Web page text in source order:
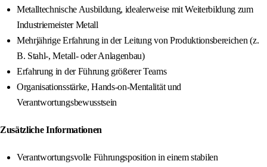
Metalltechnische Ausbildung, idealerweise mit Weiterbildung zum
Industriemeister Metall
Mehrjährige Erfahrung in der Leitung von Produktionsbereichen (z.
B. Stahl-, Metall- oder Anlagenbau)
Erfahrung in der Führung größerer Teams
Organisationsstärke, Hands-on-Mentalität und
Verantwortungsbewusstsein
Zusätzliche Informationen
Verantwortungsvolle Führungsposition in einem stabilen